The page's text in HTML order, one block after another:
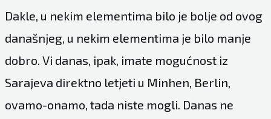
Dakle, u nekim elementima bilo je bolje od ovog
današnjeg, u nekim elementima je bilo manje
dobro. Vi danas, ipak, imate mogućnost iz
Sarajeva direktno letjeti u Minhen, Berlin,
ovamo-onamo, tada niste mogli. Danas ne